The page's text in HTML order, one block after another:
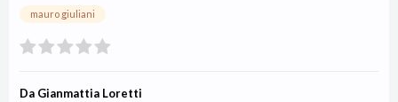
mauro giuliani
Da Gianmattia Loretti